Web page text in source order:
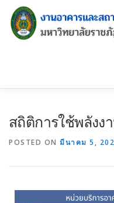
สถิติการใช้พลังง
POSTED ON มีนาคม 5,